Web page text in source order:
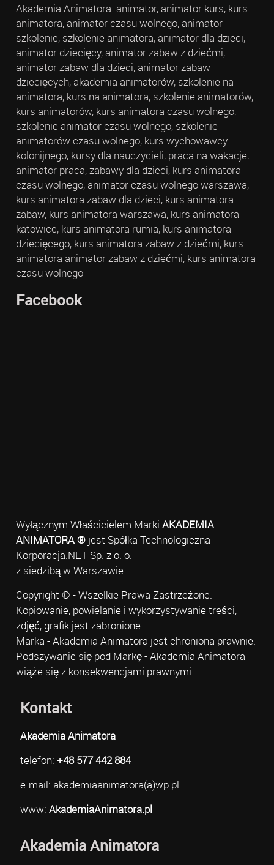
Akademia Animatora: animator, animator kurs, kurs
animatora, animator czasu wolnego, animator
szkolenie, szkolenie animatora, animator dla dzieci,
animator dziecięcy, animator zabaw z dziećmi,
animator zabaw dla dzieci, animator zabaw
dziecięcych, akademia animatorów, szkolenie na
animatora, kurs na animatora, szkolenie animatorów,
kurs animatorów, kurs animatora czasu wolnego,
szkolenie animator czasu wolnego, szkolenie
animatorów czasu wolnego, kurs wychowawcy
kolonijnego, kursy dla nauczycieli, praca na wakacje,
animator praca, zabawy dla dzieci, kurs animatora
czasu wolnego, animator czasu wolnego warszawa,
kurs animatora zabaw dla dzieci, kurs animatora
zabaw, kurs animatora warszawa, kurs animatora
katowice, kurs animatora rumia, kurs animatora
dziecięcego, kurs animatora zabaw z dziećmi, kurs
animatora animator zabaw z dziećmi, kurs animatora
czasu wolnego
Facebook
Wyłącznym Właścicielem Marki AKADEMIA
ANIMATORA ®jest Spółka Technologiczna
Korporacja.NET Sp. z o. o.
z siedzibą w Warszawie.
Copyright © - Wszelkie Prawa Zastrzeżone.
Kopiowanie, powielanie i wykorzystywanie treści,
zdjęć, grafik jest zabronione.
Marka - Akademia Animatora jest chroniona prawnie.
Podszywanie się pod Markę - Akademia Animatora
wiąże się z konsekwencjami prawnymi.
Kontakt
Akademia Animatora
telefon: +48 577 442 884
e-mail: akademiaanimatora(a)wp.pl
www: AkademiaAnimatora.pl
Akademia Animatora